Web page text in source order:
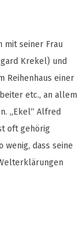
mit seiner Frau
Krekel) und
Reihenhaus einer
etc., an allem
„Ekel“ Alfred
oft gehörig
wenig, dass seine